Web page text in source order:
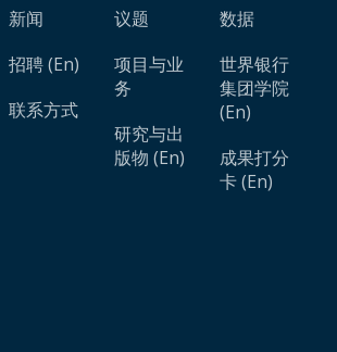
新闻
招聘 (En)
联系方式
议题
项目与业
务
研究与出
版物 (En)
数据
世界银行
集团学院
(En)
成果打分
卡 (En)